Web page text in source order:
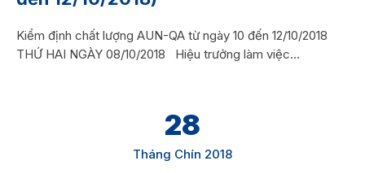
Kiểm định chất lượng AUN-QA từ ngày 10 đến 12/10/2018
THỨ HAI NGÀY 08/10/2018 Hiệu trưởng làm việc...
28
Tháng Chín 2018